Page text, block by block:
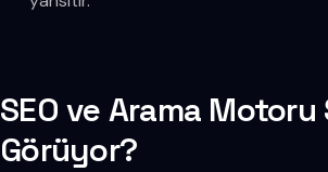
SEO ve Arama Motoru
Görüyor?